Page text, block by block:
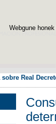
Webgune
Real